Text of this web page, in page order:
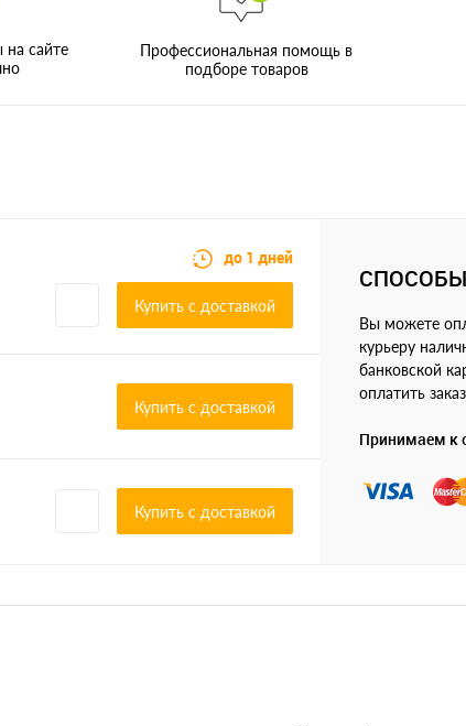
на сайте
Профессиональная помощь в
подборе товаров
до 1 дней
Купить c доставкой
Купить c доставкой
Купить c доставкой
Вы можете
курьеру
банковской
оплатить
Принимаем к